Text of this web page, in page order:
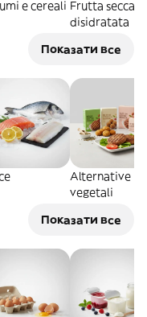
e cereali Frutta secca e
disidratata
Показати все
Alternative
vegetali
Показати все